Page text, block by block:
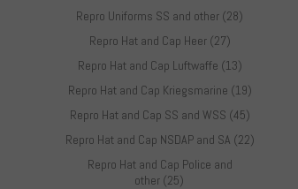
Repro Uniforms SS and other (28)
Repro Hat and Cap Heer (27)
Repro Hat and Cap Luftwaffe (13)
Repro Hat and Cap Kriegsmarine (19)
Repro Hat and Cap SS and WSS (45)
Repro Hat and Cap NSDAP and SA (22)
Repro Hat and Cap Police and
other (25)